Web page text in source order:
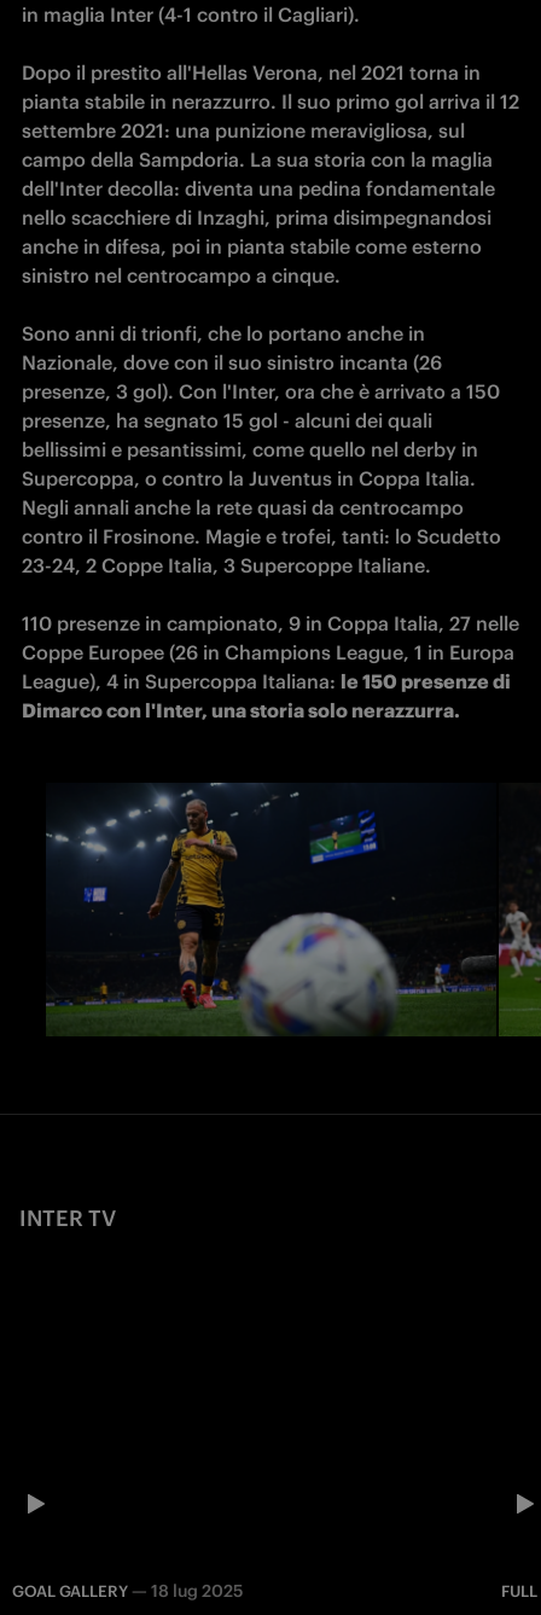
in maglia Inter (4-1 contro il Cagliari).
Dopo il prestito all'Hellas Verona, nel 2021 torna in
pianta stabile in nerazzurro. Il suo primo gol arriva il 12
settembre 2021: una punizione meravigliosa, sul
campo della Sampdoria. La sua storia con la maglia
dell'Inter decolla: diventa una pedina fondamentale
nello scacchiere di Inzaghi, prima disimpegnandosi
anche in difesa, poi in pianta stabile come esterno
sinistro nel centrocampo a cinque.
Sono anni di trionfi, che lo portano anche in
Nazionale, dove con il suo sinistro incanta (26
presenze, 3 gol). Con l'Inter, ora che è arrivato a 150
presenze, ha segnato 15 gol - alcuni dei quali
bellissimi e pesantissimi, come quello nel derby in
Supercoppa, o contro la Juventus in Coppa Italia.
Negli annali anche la rete quasi da centrocampo
contro il Frosinone. Magie e trofei, tanti: lo Scudetto
23-24, 2 Coppe Italia, 3 Supercoppe Italiane.
110 presenze in campionato, 9 in Coppa Italia, 27 nelle
Coppe Europee (26 in Champions League, 1 in Europa
League), 4 in Supercoppa Italiana: le 150 presenze di
Dimarco con l'Inter, una storia solo nerazzurra.
INTER TV
GOAL GALLERY — 18 lug 2025